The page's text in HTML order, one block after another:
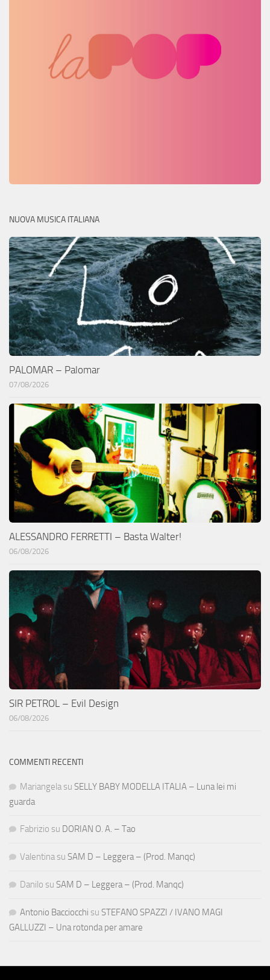
NUOVA MUSICA ITALIANA
PALOMAR – Palomar
07/08/2026
ALESSANDRO FERRETTI – Basta Walter!
06/08/2026
SIR PETROL – Evil Design
06/08/2026
COMMENTI RECENTI
Mariangela su SELLY BABY MODELLA ITALIA – Luna lei mi
guarda
Fabrizio su DORIAN O. A. – Tao
Valentina su SAM D – Leggera – (Prod. Manqc)
Danilo su SAM D – Leggera – (Prod. Manqc)
Antonio Bacciocchi su STEFANO SPAZZI / IVANO MAGI
GALLUZZI – Una rotonda per amare